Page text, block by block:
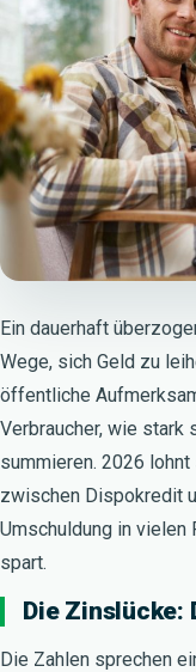
Ein dauerhaft
Wege, sich Geld zu
öffentliche
Verbraucher, wie
summieren. 2026
zwischen Dispokredit
Umschuldung in vielen
spart.
Die Zinslücke:
Die Zahlen sprechen